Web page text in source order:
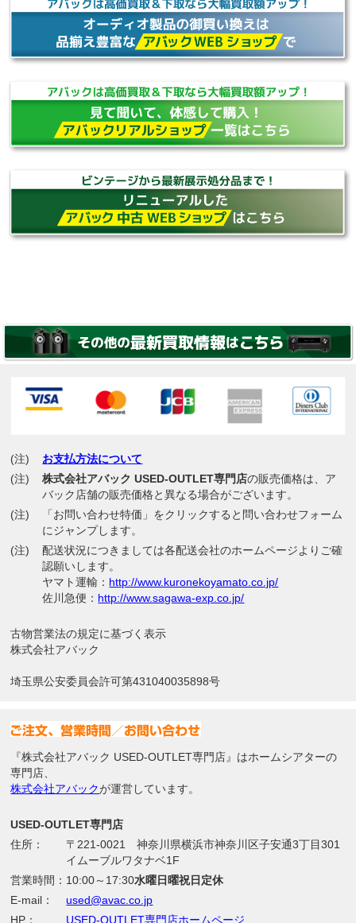
(注)
お支払方法について
(注)
株式会社アバック USED-OUTLET専門店の販売価格は、ア
バック店舗の販売価格と異なる場合がございます。
(注)
「お問い合わせ特価」をクリックすると問い合わせフォーム
にジャンプします。
(注)
配送状況につきましては各配送会社のホームページよりご確
認願いします。
ヤマト運輸： http://www.kuronekoyamato.co.jp/
佐川急便： http://www.sagawa-exp.co.jp/
古物営業法の規定に基づく表示
株式会社アバック
埼玉県公安委員会許可第431040035898号
『株式会社アバック USED-OUTLET専門店』はホームシアターの
専門店、
株式会社アバックが運営しています。
USED-OUTLET専門店
住所：
〒221-0021 神奈川県横浜市神奈川区子安通3丁目301
イムーブルワタナベ1F
営業時間： 10:00～17:30水曜日曜祝日定休
E-mail：
used@avac.co.jp
HP：
USED-OUTLET専門店ホームページ